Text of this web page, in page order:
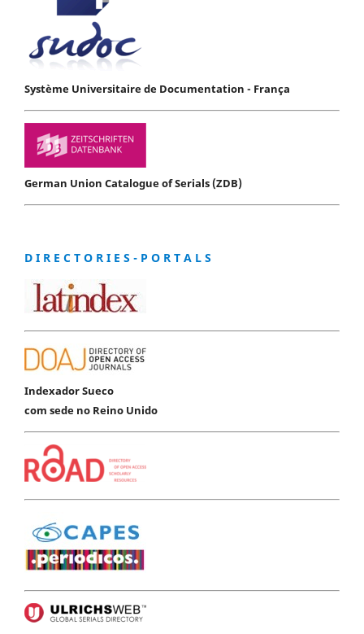
Système Universitaire de Documentation - França
German Union Catalogue of Serials (ZDB)
D I R E C T O R I E S - P O R T A L S
Indexador Sueco
com sede no Reino Unido